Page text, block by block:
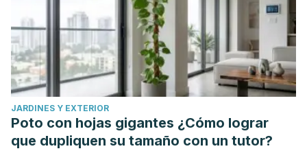
JARDINES Y EXTERIOR
Poto con hojas gigantes ¿Cómo lograr
que dupliquen su tamaño con un tutor?